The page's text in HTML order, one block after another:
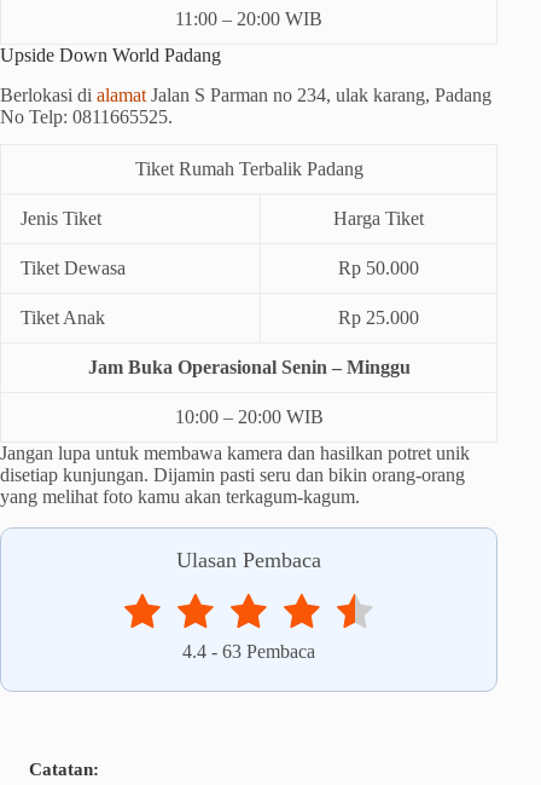
11:00 – 20:00 WIB
Upside Down World Padang
Berlokasi di alamat Jalan S Parman no 234, ulak karang, Padang
No Telp: 0811665525.
Tiket Rumah Terbalik Padang
Jenis Tiket Harga Tiket
Tiket Dewasa Rp 50.000
Tiket Anak Rp 25.000
Jam Buka Operasional Senin – Minggu
10:00 – 20:00 WIB
Jangan lupa untuk membawa kamera dan hasilkan potret unik
disetiap kunjungan. Dijamin pasti seru dan bikin orang-orang
yang melihat foto kamu akan terkagum-kagum.
Ulasan Pembaca
4.4 -63 Pembaca
Catatan: